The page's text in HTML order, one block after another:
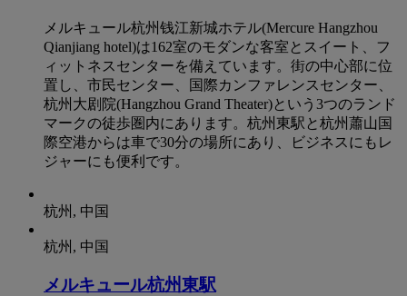
メルキュール杭州钱江新城ホテル(Mercure Hangzhou
Qianjiang hotel)は162室のモダンな客室とスイート、フ
ィットネスセンターを備えています。街の中心部に位
置し、市民センター、国際カンファレンスセンター、
杭州大剧院(Hangzhou Grand Theater)という3つのランド
マークの徒歩圏内にあります。杭州東駅と杭州蕭山国
際空港からは車で30分の場所にあり、ビジネスにもレ
ジャーにも便利です。
杭州, 中国
杭州, 中国
メルキュール杭州東駅